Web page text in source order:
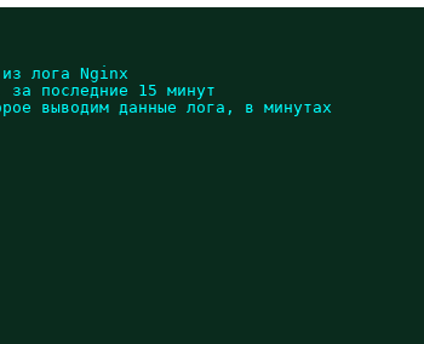
лога Nginx
последние 15 минут
выводим данные лога, в минутах